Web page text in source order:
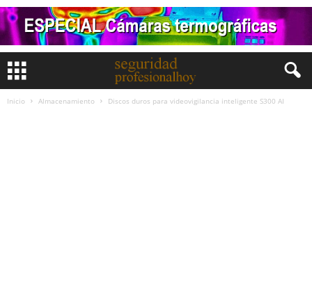
Inicio Almacenamiento Discos duros para videovigilancia inteligente S300 AI